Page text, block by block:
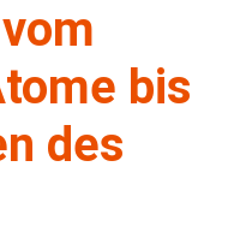
bis
des